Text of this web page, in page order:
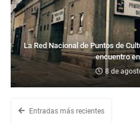
La Red Nacional de Puntos de
encuentro
8 de
Entradas más recientes